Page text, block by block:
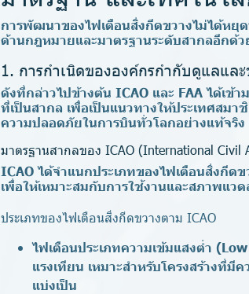
การพัฒนาของไฟเตือนสิ่งกีดขวางไม่ได้หยุ
ด้านกฎหมายและมาตรฐานระดับสากลอีกด้ว
1. การกำเนิดขององค์กรกำกับดูแลแล
ดังที่กล่าวไปข้างต้น ICAO และ FAA ได้เ
ที่เป็นสากล เพื่อเป็นแนวทางให้ประเทศสม
ความปลอดภัยในการบินทั่วโลกอย่างแท้จริง
มาตรฐานสากลของ ICAO (International Civil
ICAO ได้จำแนกประเภทของไฟเตือนสิ่งกีด
เพื่อให้เหมาะสมกับการใช้งานและสภาพแว
ประเภทของไฟเตือนสิ่งกีดขวางตาม ICAO
ไฟเตือนประเภทความเข้มแสงต่ำ
แรงเทียน เหมาะสำหรับโครงสร้างที่
แบ่งเป็น